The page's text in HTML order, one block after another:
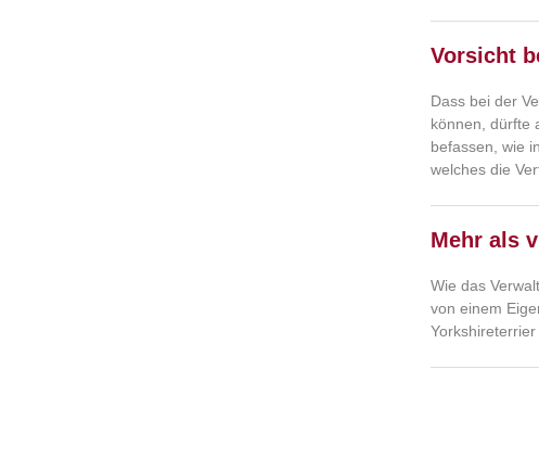
Vorsicht
Dass bei der
können, dürfte
befassen, wie
welches die
Mehr als
Wie das
von einem